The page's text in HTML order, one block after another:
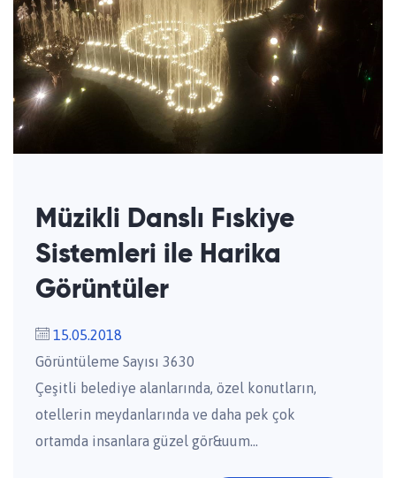
Müzikli Danslı Fıskiye
Sistemleri ile Harika
Görüntüler
15.05.2018
Görüntüleme Sayısı 3630
Çeşitli belediye alanlarında, özel konutların,
otellerin meydanlarında ve daha pek çok
ortamda insanlara güzel gör&uum...